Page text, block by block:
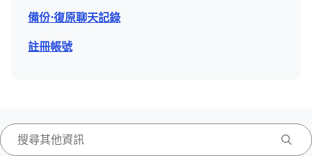
備份⋅復原聊天記錄
註冊帳號